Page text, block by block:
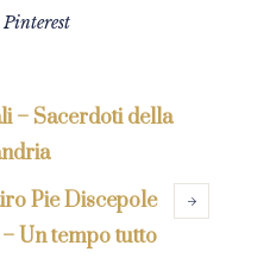
Pinterest
– Sacerdoti della
Pie Discepole
Un tempo tutto